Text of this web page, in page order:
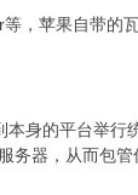
苹果自带的瓦
身的平台举行
器，从而包管